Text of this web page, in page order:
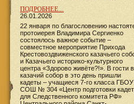
ПОДРОБНЕЕ...
26.01.2026
22 января по благословению
протоиерея Владимира Сергиенко
состоялось важное событие –
совместное мероприятие Прихода
Крестовоздвиженского казачьего
и Казачьего историко-культурного
центра «Здорово живёте?!». В гости в
казачий собор в это день пришли
кадеты – учащиеся 7-го класса ГБОУ
СОШ № 304 «Центр подготовки кадет
для Следственного комитета РФ»